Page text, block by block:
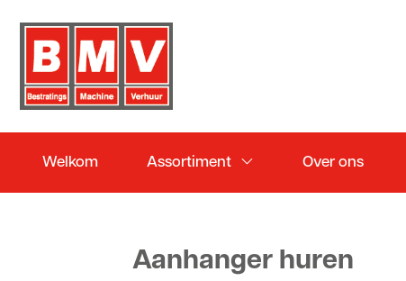
Welkom Assortiment Over ons
Aanhanger huren